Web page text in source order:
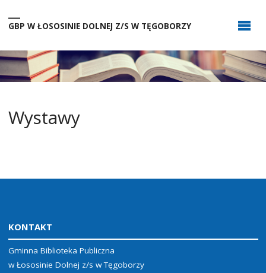
GBP W ŁOSOSINIE DOLNEJ Z/S W TĘGOBORZY
Wystawy
KONTAKT
Gminna Biblioteka Publiczna
w Łososinie Dolnej z/s w Tęgoborzy